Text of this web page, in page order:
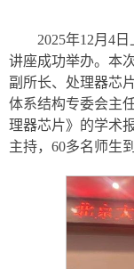
2025年12月4
讲座成功举办。本
副所长、处理器芯
体系结构专委会主
理器芯片》的学术
主持，60多名师生